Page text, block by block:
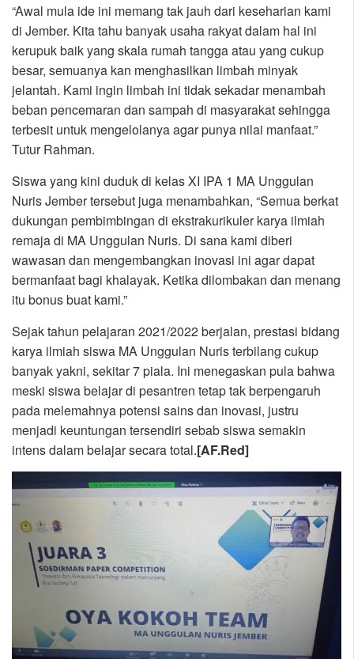
“Awal mula ide ini memang tak jauh dari keseharian kami
di Jember. Kita tahu banyak usaha rakyat dalam hal ini
kerupuk baik yang skala rumah tangga atau yang cukup
besar, semuanya kan menghasilkan limbah minyak
jelantah. Kami ingin limbah ini tidak sekadar menambah
beban pencemaran dan sampah di masyarakat sehingga
terbesit untuk mengelolanya agar punya nilai manfaat.”
Tutur Rahman.
Siswa yang kini duduk di kelas XI IPA 1 MA Unggulan
Nuris Jember tersebut juga menambahkan, “Semua berkat
dukungan pembimbingan di ekstrakurikuler karya ilmiah
remaja di MA Unggulan Nuris. Di sana kami diberi
wawasan dan mengembangkan inovasi ini agar dapat
bermanfaat bagi khalayak. Ketika dilombakan dan menang
itu bonus buat kami.”
Sejak tahun pelajaran 2021/2022 berjalan, prestasi bidang
karya ilmiah siswa MA Unggulan Nuris terbilang cukup
banyak yakni, sekitar 7 piala. Ini menegaskan pula bahwa
meski siswa belajar di pesantren tetap tak berpengaruh
pada melemahnya potensi sains dan inovasi, justru
menjadi keuntungan tersendiri sebab siswa semakin
intens dalam belajar secara total.[AF.Red]